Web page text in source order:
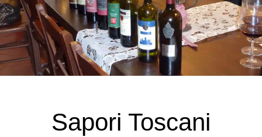
Sapori Toscani